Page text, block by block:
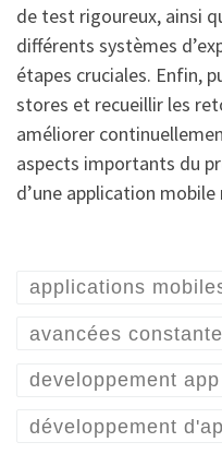
de test rigoureux, ainsi
différents systèmes
étapes cruciales. Enfin,
stores et recueillir les
améliorer
aspects importants du
d’une application mobile
applications
avancées
developpement
développement